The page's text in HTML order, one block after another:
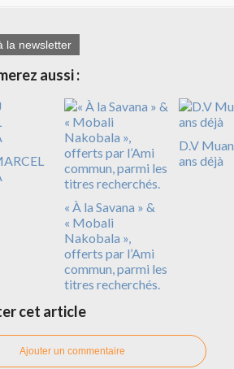
la newsletter
aussi :
« À la Savana » &
« Mobali
Nakobala »,
offerts par l’Ami
commun, parmi les
titres recherchés.
D.V
ans déjà
cet article
Ajouter un commentaire